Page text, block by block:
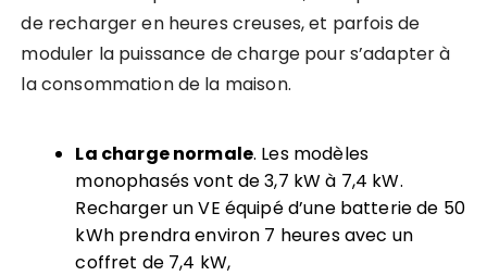
de recharger en heures creuses, et parfois de
moduler la puissance de charge pour s’adapter à
la consommation de la maison.
La charge normale. Les modèles
monophasés vont de 3,7 kW à 7,4 kW.
Recharger un VE équipé d’une batterie de 50
kWh prendra environ 7 heures avec un
coffret de 7,4 kW,